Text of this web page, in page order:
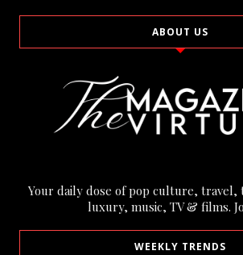
ABOUT US
Your daily dose of pop culture,
luxury, music, TV & films.
WEEKLY TRENDS